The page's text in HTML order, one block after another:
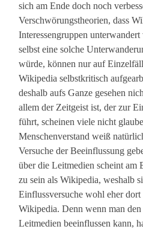
sich am Ende doch noch
Verschwörungstheorien, dass
Interessengruppen
selbst eine solche
würde, können nur auf
Wikipedia selbstkritisch
deshalb aufs Ganze gesehen
allem der Zeitgeist ist, der zur
führt, scheinen viele nicht
Menschenverstand weiß
Versuche der Beeinflussung
über die Leitmedien scheint am
zu sein als Wikipedia, weshalb
Einflussversuche wohl eher dort
Wikipedia. Denn wenn man
Leitmedien beeinflussen kann,